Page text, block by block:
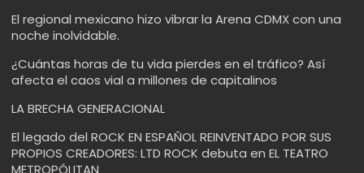
El regional mexicano hizo vibrar la Arena CDMX con una
noche inolvidable.
¿Cuántas horas de tu vida pierdes en el tráfico? Así
afecta el caos vial a millones de capitalinos
LA BRECHA GENERACIONAL
El legado del ROCK EN ESPAÑOL REINVENTADO POR SUS
PROPIOS CREADORES: LTD ROCK debuta en EL TEATRO
METROPÓLITAN